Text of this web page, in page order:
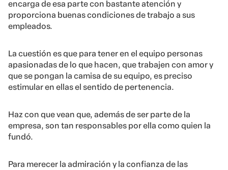
encarga de esa parte con bastante atención y
proporciona buenas condiciones de trabajo a sus
empleados.
La cuestión es que para tener en el equipo personas
apasionadas de lo que hacen, que trabajen con amor y
que se pongan la camisa de su equipo, es preciso
estimular en ellas el sentido de pertenencia.
Haz con que vean que, además de ser parte de la
empresa, son tan responsables por ella como quien la
fundó.
Para merecer la admiración y la confianza de las